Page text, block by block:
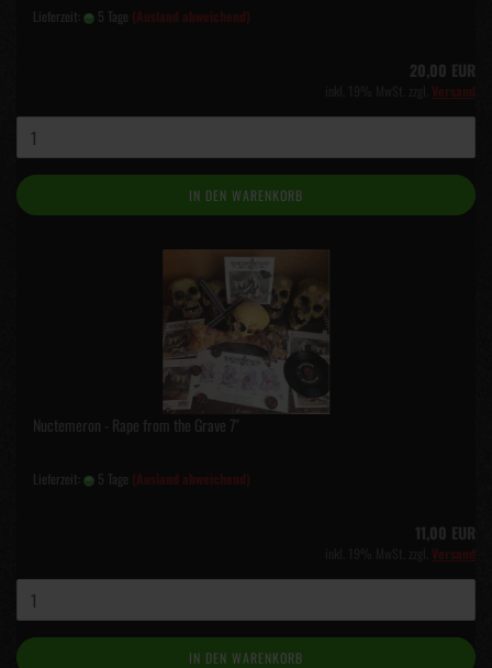
Lieferzeit: 5 Tage (Ausland abweichend)
20,00 EUR
Versand
IN DEN WARENKORB
Nuctemeron - Rape from the Grave 7"
Lieferzeit: 5 Tage (Ausland abweichend)
11,00 EUR
Versand
IN DEN WARENKORB